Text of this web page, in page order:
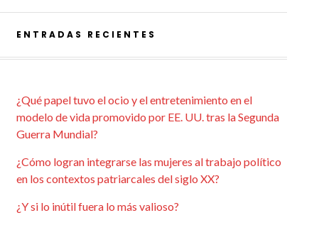
ENTRADAS RECIENTES
¿Qué papel tuvo el ocio y el entretenimiento en el
modelo de vida promovido por EE. UU. tras la Segunda
Guerra Mundial?
¿Cómo logran integrarse las mujeres al trabajo político
en los contextos patriarcales del siglo XX?
¿Y si lo inútil fuera lo más valioso?